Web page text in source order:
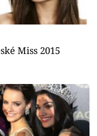
Miss 2015